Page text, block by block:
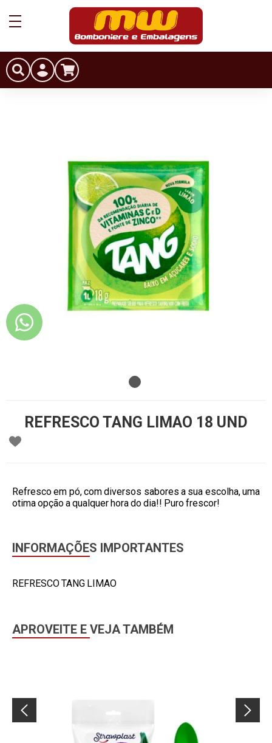
REFRESCO TANG LIMAO 18 UND
Refresco em pó, com diversos sabores a sua escolha, uma
otima opção a qualquer hora do dia!! Puro frescor!
INFORMAÇÕES IMPORTANTES
REFRESCO TANG LIMAO
APROVEITE E VEJA TAMBÉM